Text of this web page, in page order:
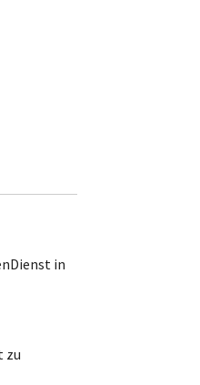
in
zu